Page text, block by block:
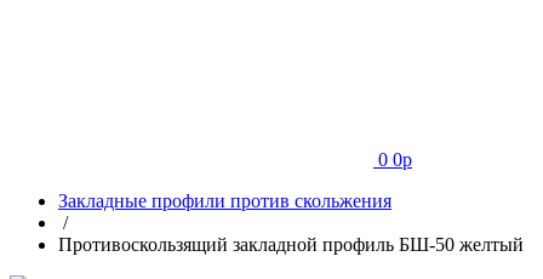
0 0p
Закладные профили против скольжения
/
Противоскользящий закладной профиль БШ-50 желтый